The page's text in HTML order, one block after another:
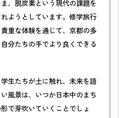
、脱炭素という現代の課題を
ようとしています。修学旅行
重な体験を通じて、京都の多
分たちの手でより良くできる
生たちが土に触れ、未来を語
風景は、いつか日本中のまち
で芽吹いていくことでしょ